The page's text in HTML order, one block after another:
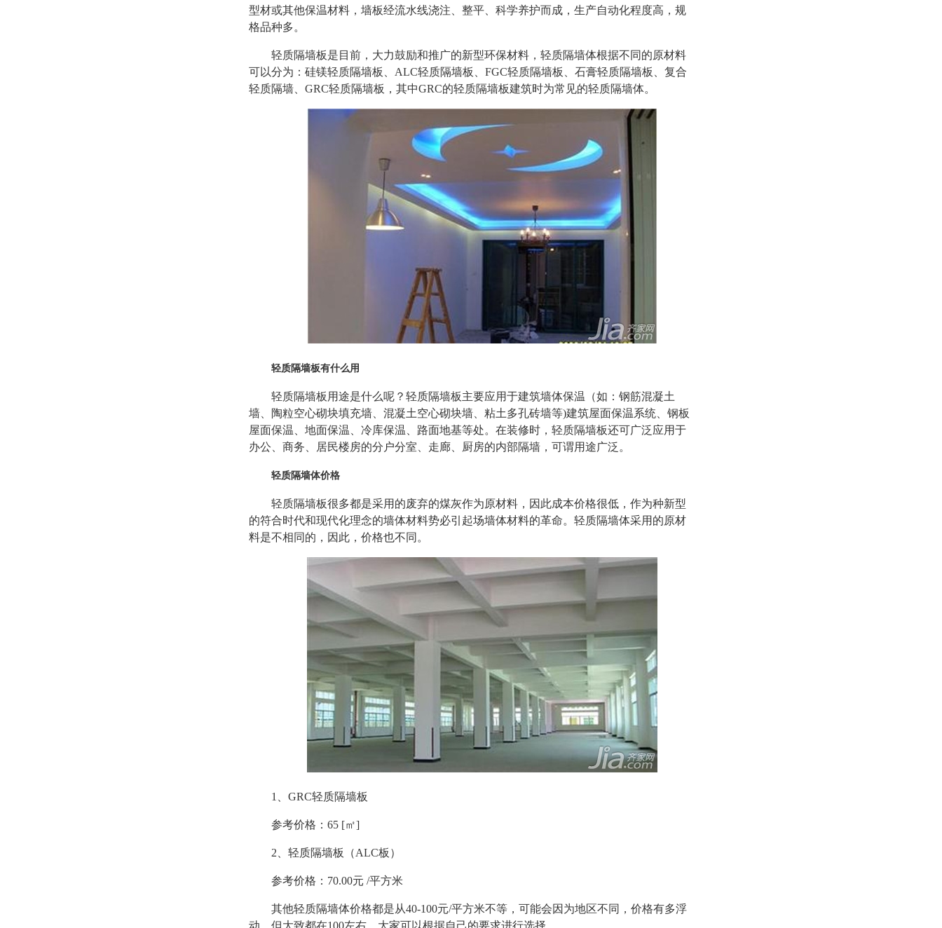
型材或其他保温材料，墙板经流水线浇注、整平、科学养护而成，生产自动化程度高，规
格品种多。
轻质隔墙板是目前，大力鼓励和推广的新型环保材料，轻质隔墙体根据不同的原材料
可以分为：硅镁轻质隔墙板、ALC轻质隔墙板、FGC轻质隔墙板、石膏轻质隔墙板、复合
轻质隔墙、GRC轻质隔墙板，其中GRC的轻质隔墙板建筑时为常见的轻质隔墙体。
轻质隔墙板有什么用
轻质隔墙板用途是什么呢？轻质隔墙板主要应用于建筑墙体保温（如：钢筋混凝土
墙、陶粒空心砌块填充墙、混凝土空心砌块墙、粘土多孔砖墙等)建筑屋面保温系统、钢板
屋面保温、地面保温、冷库保温、路面地基等处。在装修时，轻质隔墙板还可广泛应用于
办公、商务、居民楼房的分户分室、走廊、厨房的内部隔墙，可谓用途广泛。
轻质隔墙体价格
轻质隔墙板很多都是采用的废弃的煤灰作为原材料，因此成本价格很低，作为种新型
的符合时代和现代化理念的墙体材料势必引起场墙体材料的革命。轻质隔墙体采用的原材
料是不相同的，因此，价格也不同。
1、GRC轻质隔墙板
参考价格：65 [㎡]
2、轻质隔墙板（ALC板）
参考价格：70.00元 /平方米
其他轻质隔墙体价格都是从40-100元/平方米不等，可能会因为地区不同，价格有多浮
动，但大致都在100左右，大家可以根据自己的要求进行选择。